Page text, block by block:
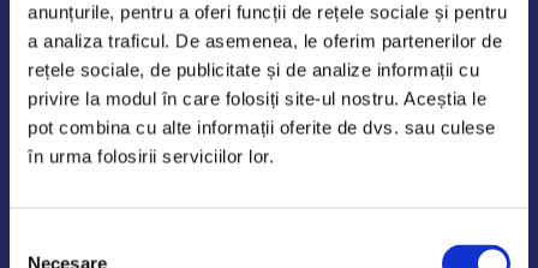
anunțurile, pentru a oferi funcții de rețele sociale și pentru
a analiza traficul. De asemenea, le oferim partenerilor de
rețele sociale, de publicitate și de analize informații cu
privire la modul în care folosiți site-ul nostru. Aceștia le
pot combina cu alte informații oferite de dvs. sau culese
în urma folosirii serviciilor lor.
Necesare
Program de lucru
Luni - Vineri: 09:00-18:00
Sambata - Duminica: 10:00-14:00